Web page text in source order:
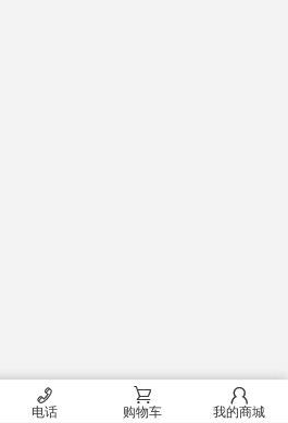
󰄫
电话
󰂟
购物车
󰂢
我的商城